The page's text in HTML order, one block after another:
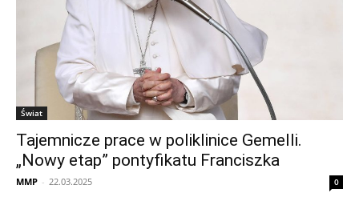
Świat
Tajemnicze prace w poliklinice Gemelli.
„Nowy etap” pontyfikatu Franciszka
MMP - 22.03.2025 0